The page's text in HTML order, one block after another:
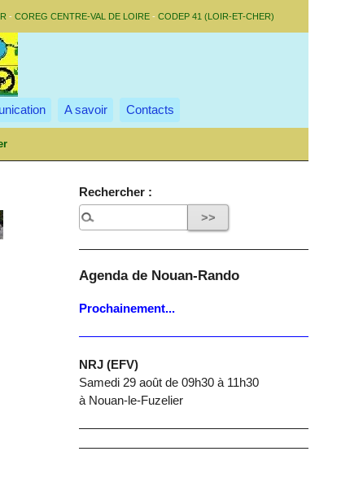
- COREG CENTRE-VAL DE LOIRE - CODEP 41 (LOIR-ET-CHER)
A savoir Contacts
Rechercher :
Agenda de Nouan-Rando
Prochainement...
NRJ (EFV)
Samedi 29 août de 09h30 à 11h30
à Nouan-le-Fuzelier